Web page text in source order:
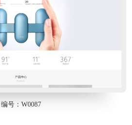
编号：W0087